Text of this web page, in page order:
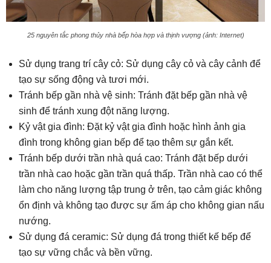
25 nguyên tắc phong thủy nhà bếp hòa hợp và thịnh vượng (ảnh: Internet)
Sử dụng trang trí cây cỏ: Sử dụng cây cỏ và cây cảnh để
tạo sự sống động và tươi mới.
Tránh bếp gần nhà vệ sinh: Tránh đặt bếp gần nhà vệ
sinh để tránh xung đột năng lượng.
Kỷ vật gia đình: Đặt kỷ vật gia đình hoặc hình ảnh gia
đình trong không gian bếp để tạo thêm sự gắn kết.
Tránh bếp dưới trần nhà quá cao: Tránh đặt bếp dưới
trần nhà cao hoặc gần trần quá thấp. Trần nhà cao có thể
làm cho năng lượng tập trung ở trên, tạo cảm giác không
ổn định và không tạo được sự ấm áp cho không gian nấu
nướng.
Sử dụng đá ceramic: Sử dụng đá trong thiết kế bếp để
tạo sự vững chắc và bền vững.